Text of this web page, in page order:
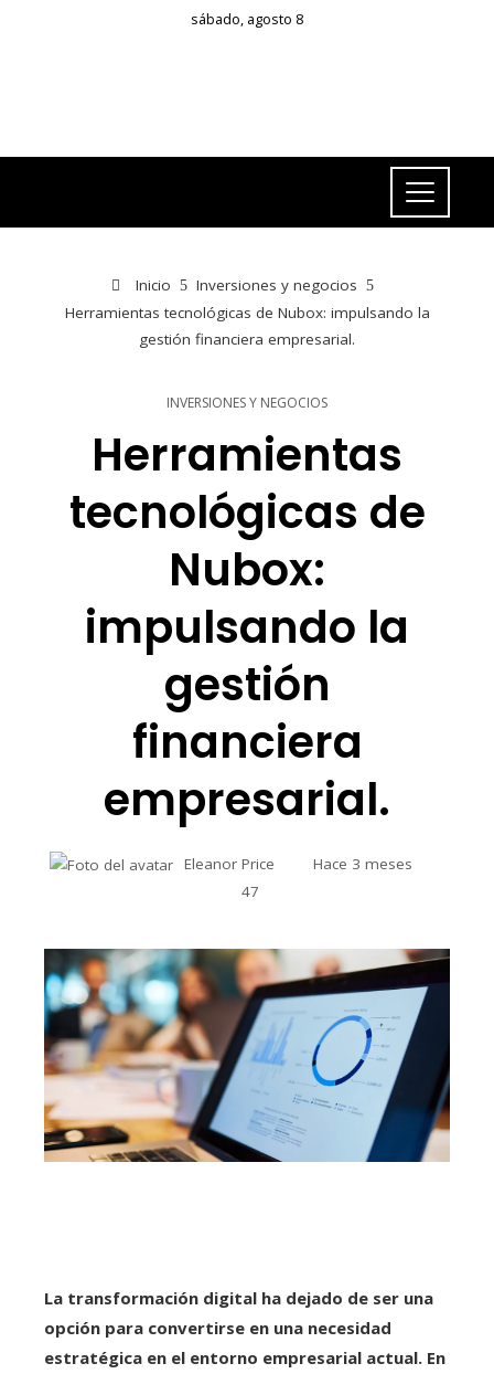
sábado, agosto 8
Inicio
Inversiones y negocios
Herramientas tecnológicas de Nubox: impulsando la
gestión financiera empresarial.
INVERSIONES Y NEGOCIOS
Herramientas
tecnológicas de
Nubox:
impulsando la
gestión
financiera
empresarial.
Eleanor Price
Hace 3 meses
47
La transformación digital ha dejado de ser una
opción para convertirse en una necesidad
estratégica en el entorno empresarial actual. En